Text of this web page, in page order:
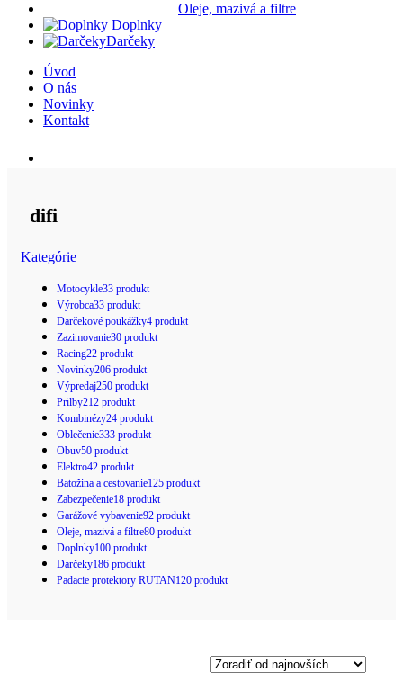
Oleje, mazivá a filtre
Doplnky
Darčeky
Úvod
O nás
Novinky
Kontakt
difi
Kategórie
Motocykle33 produkt
Výrobca33 produkt
Darčekové poukážky4 produkt
Zazimovanie30 produkt
Racing22 produkt
Novinky206 produkt
Výpredaj250 produkt
Prilby212 produkt
Kombinézy24 produkt
Oblečenie333 produkt
Obuv50 produkt
Elektro42 produkt
Batožina a cestovanie125 produkt
Zabezpečenie18 produkt
Garážové vybavenie92 produkt
Oleje, mazivá a filtre80 produkt
Doplnky100 produkt
Darčeky186 produkt
Padacie protektory RUTAN120 produkt